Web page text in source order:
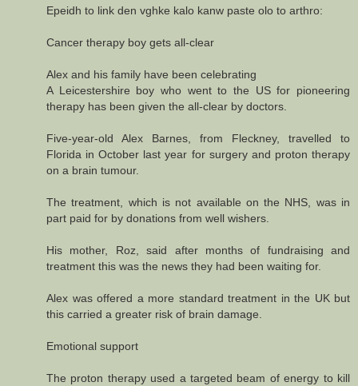
Epeidh to link den vghke kalo kanw paste olo to arthro:
Cancer therapy boy gets all-clear
Alex and his family have been celebrating
A Leicestershire boy who went to the US for pioneering
therapy has been given the all-clear by doctors.
Five-year-old Alex Barnes, from Fleckney, travelled to
Florida in October last year for surgery and proton therapy
on a brain tumour.
The treatment, which is not available on the NHS, was in
part paid for by donations from well wishers.
His mother, Roz, said after months of fundraising and
treatment this was the news they had been waiting for.
Alex was offered a more standard treatment in the UK but
this carried a greater risk of brain damage.
Emotional support
The proton therapy used a targeted beam of energy to kill